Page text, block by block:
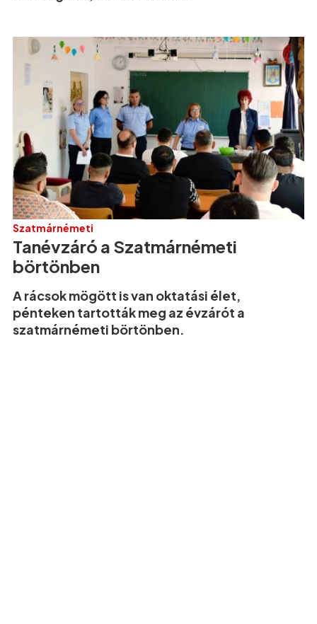
Szatmárnémeti
Tanévzáró a Szatmárnémeti
börtönben
A rácsok mögött is van oktatási élet,
pénteken tartották meg az évzárót a
szatmárnémeti börtönben.